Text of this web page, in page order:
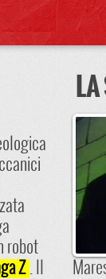
robot
Z .